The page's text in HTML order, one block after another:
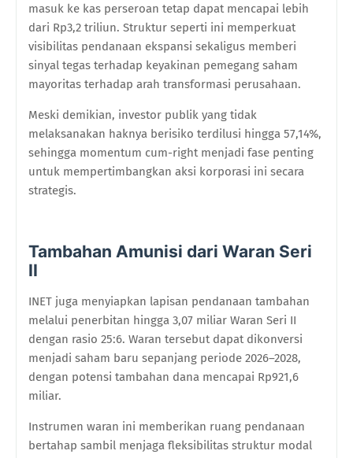
masuk ke kas perseroan tetap dapat mencapai lebih
dari Rp3,2 triliun. Struktur seperti ini memperkuat
visibilitas pendanaan ekspansi sekaligus memberi
sinyal tegas terhadap keyakinan pemegang saham
mayoritas terhadap arah transformasi perusahaan.
Meski demikian, investor publik yang tidak
melaksanakan haknya berisiko terdilusi hingga 57,14%,
sehingga momentum cum-right menjadi fase penting
untuk mempertimbangkan aksi korporasi ini secara
strategis.
Tambahan Amunisi dari Waran Seri
II
INET juga menyiapkan lapisan pendanaan tambahan
melalui penerbitan hingga 3,07 miliar Waran Seri II
dengan rasio 25:6. Waran tersebut dapat dikonversi
menjadi saham baru sepanjang periode 2026–2028,
dengan potensi tambahan dana mencapai Rp921,6
miliar.
Instrumen waran ini memberikan ruang pendanaan
bertahap sambil menjaga fleksibilitas struktur modal